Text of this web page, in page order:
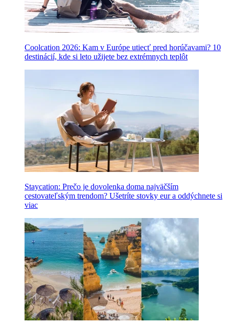
Coolcation 2026: Kam v Európe utiecť pred horúčavami? 10
destinácií, kde si leto užijete bez extrémnych teplôt
Staycation: Prečo je dovolenka doma najväčším
cestovateľským trendom? Ušetríte stovky eur a oddýchnete si
viac